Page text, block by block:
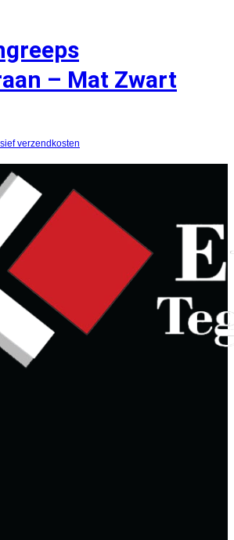
– Mat Zwart
verzendkosten